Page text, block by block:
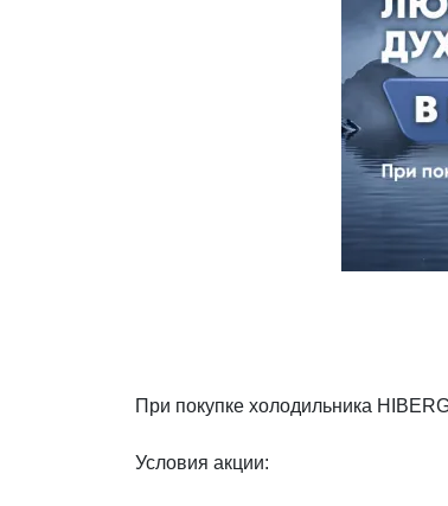
При покупке холодильника
Условия акции: